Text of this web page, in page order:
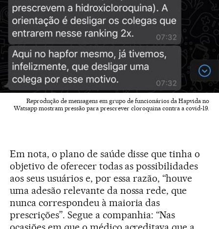
Reprodução de mensagens em grupo de funcionários da Hapvida no
Watsapp mostram pressão para prescrever cloroquina contra a covid-19.
Em nota, o plano de saúde disse que tinha o
objetivo de oferecer todas as possibilidades
aos seus usuários e, por essa razão, “houve
uma adesão relevante da nossa rede, que
nunca correspondeu à maioria das
prescrições”. Segue a companhia: “Nas